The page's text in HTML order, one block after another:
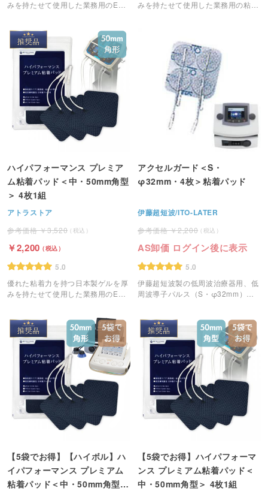
みを持たせて使用した業務用のEMS
みを持たせて使用した業務用の粘着
ハイパフォーマンス プレミア
ム粘着パッド＜中・50mm角型
＞ 4枚1組
アトラストア
3,520
2,200
5.0
優れた粘着力を持つ日本製ゲルを厚
みを持たせて使用した業務用のEMS
アクセルガード＜S・
φ32mm・4枚＞粘着パッド
伊藤超短波/ITO-LATER
2,200
AS卸価 ログイン後に表示
5.0
伊藤超短波製の低周波治療器用、低
周波導子パルス（S・φ32mm）で
【5袋でお得】【ハイボル】ハ
イパフォーマンス プレミアム
粘着パッド＜中・50mm角型＞
【5袋でお得】ハイパフォーマ
ンス プレミアム粘着パッド＜
中・50mm角型＞ 4枚1組